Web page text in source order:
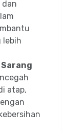
dan
lebih
atap,